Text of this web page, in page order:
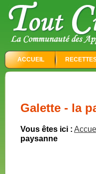
ACCUEIL
Galette - la
Vous êtes ici :
paysanne